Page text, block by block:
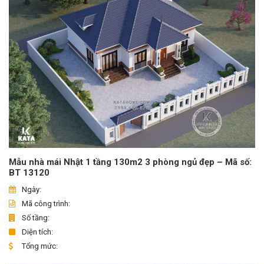
Mẫu nhà mái Nhật 1 tầng 130m2 3 phòng ngủ đẹp – Mã số:
BT 13120
Ngày:
Mã công trình:
Số tầng:
Diện tích:
Tổng mức: